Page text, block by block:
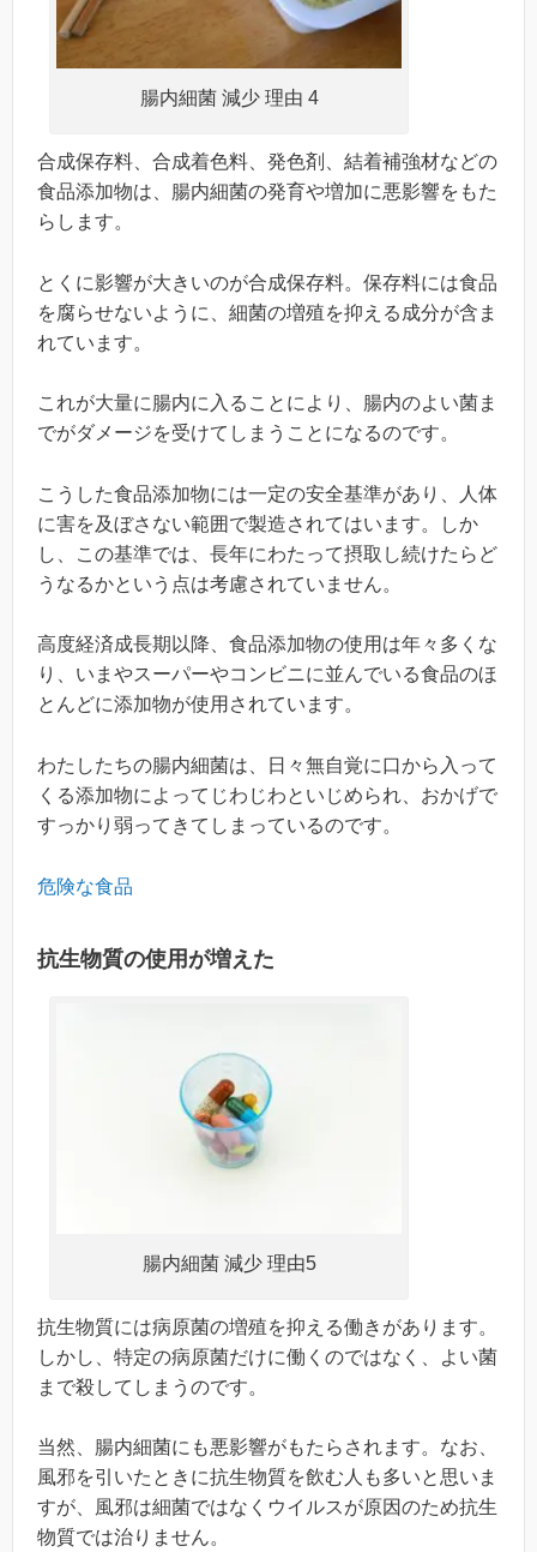
腸内細菌 減少 理由 4
合成保存料、合成着色料、発色剤、結着補強材などの
食品添加物は、腸内細菌の発育や増加に悪影響をもた
らします。
とくに影響が大きいのが合成保存料。保存料には食品
を腐らせないように、細菌の増殖を抑える成分が含ま
れています。
これが大量に腸内に入ることにより、腸内のよい菌ま
でがダメージを受けてしまうことになるのです。
こうした食品添加物には一定の安全基準があり、人体
に害を及ぼさない範囲で製造されてはいます。しか
し、この基準では、長年にわたって摂取し続けたらど
うなるかという点は考慮されていません。
高度経済成長期以降、食品添加物の使用は年々多くな
り、いまやスーパーやコンビニに並んでいる食品のほ
とんどに添加物が使用されています。
わたしたちの腸内細菌は、日々無自覚に口から入って
くる添加物によってじわじわといじめられ、おかげで
すっかり弱ってきてしまっているのです。
危険な食品
抗生物質の使用が増えた
腸内細菌 減少 理由5
抗生物質には病原菌の増殖を抑える働きがあります。
しかし、特定の病原菌だけに働くのではなく、よい菌
まで殺してしまうのです。
当然、腸内細菌にも悪影響がもたらされます。なお、
風邪を引いたときに抗生物質を飲む人も多いと思いま
すが、風邪は細菌ではなくウイルスが原因のため抗生
物質では治りません。